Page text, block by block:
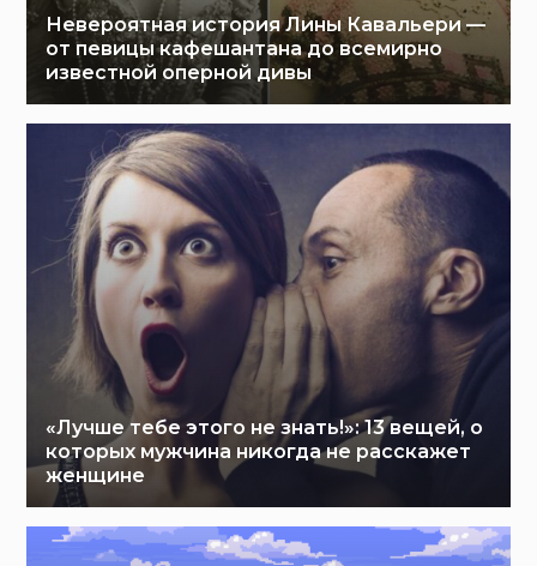
Невероятная история Лины Кавальери —
от певицы кафешантана до всемирно
известной оперной дивы
«Лучше тебе этого не знать!»: 13 вещей, о
которых мужчина никогда не расскажет
женщине